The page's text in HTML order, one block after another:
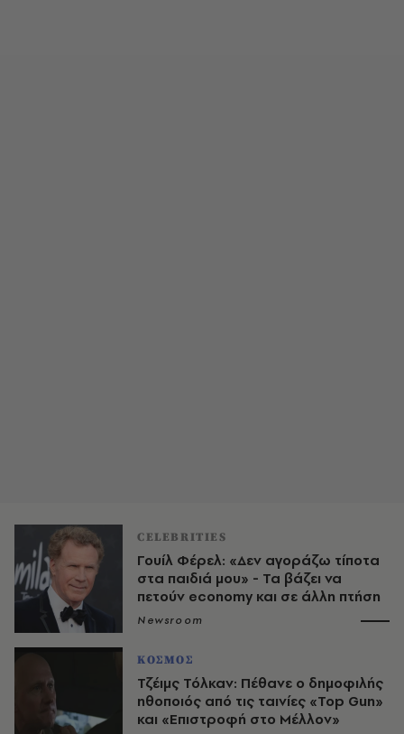
CELEBRITIES
Γουίλ Φέρελ: «Δεν αγοράζω τίποτα
στα παιδιά μου» - Τα βάζει να
πετούν economy και σε άλλη πτήση
Newsroom
ΚΟΣΜΟΣ
Τζέιμς Τόλκαν: Πέθανε ο δημοφιλής
ηθοποιός από τις ταινίες «Top Gun»
και «Επιστροφή στο Μέλλον»